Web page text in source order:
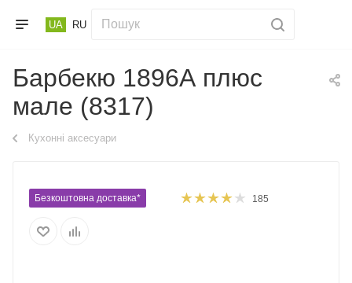
UA RU
Барбекю 1896А плюс
мале (8317)
Кухонні аксесуари
Безкоштовна доставка* 185